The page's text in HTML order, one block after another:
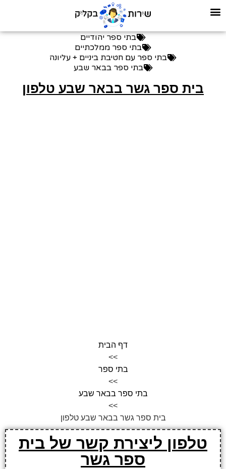
בתי ספר יהודיים
בתי ספר ממלכתיים
בתי ספר עם חטיבת ביניים + עליונה
בתי ספר בבאר שבע
בית ספר גשר בבאר שבע טלפון
דף הבית
>>
בתי ספר
>>
בתי ספר בבאר שבע
>>
בית ספר גשר בבאר שבע טלפון
טלפון ליצירת קשר של בית
ספר גשר